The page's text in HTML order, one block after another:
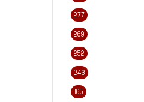
277
269
252
243
165